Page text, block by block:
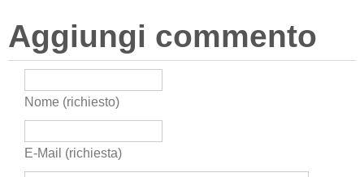
Aggiungi commento
Nome (richiesto)
E-Mail (richiesta)